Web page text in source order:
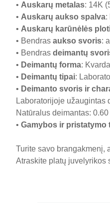
• Auskarų metalas: 14K
• Auskarų aukso spalva:
• Auskarų karūnėlės
• Bendras aukso svoris:
• Bendras deimantų
• Deimantų forma:
• Deimantų tipai:
• Deimanto svoris ir
Laboratorijoje užaugintas
Natūralus deimantas:
• Gamybos ir pristatymo
Turite savo brangakmenį,
Atraskite platų juvelyrikos